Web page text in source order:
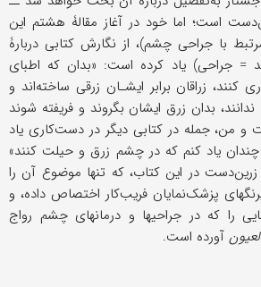
است؛ اما خود در آغاز مقالۀ هشتم این
با جراحی چشم)، از نگارش کتابی دربارۀ
= جراحی) یاد کرده است: «بدان که اطبای
زراقان برابر ایشـان زرقی ساخته‌اند و
بدان زرق ایشان بگروند و فریفته شوند
و من، جمله در کتابی دیگر در دست‌کاری یاد
چندان یاد کنم که در چشم زرق و حیلت کنند»
زرین‌دست در این کتاب، که تنها موضوع آن را
پزشک‌نمایان فریب‌کار اختصاص داده، و
را که در جراحیها و درمانهای چشم رواج
آورده است.